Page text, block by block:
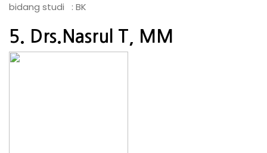
bidang studi : BK
5. Drs.Nasrul T, MM